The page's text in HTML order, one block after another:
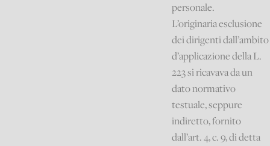
personale.
L’originaria esclusione
dei dirigenti dall’ambito
d’applicazione della L.
223 si ricavava da un
dato normativo
testuale, seppure
indiretto, fornito
dall’art. 4, c. 9, di detta